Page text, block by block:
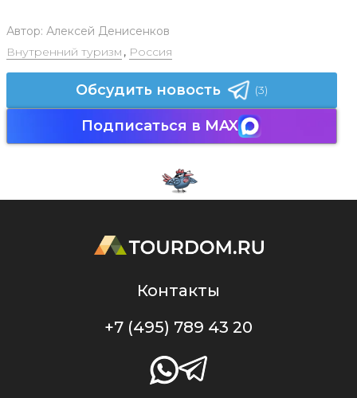
Автор: Алексей Денисенков
Внутренний туризм , Россия
Обсудить новость (3)
Подписаться в MAX
Контакты
+7 (495) 789 43 20